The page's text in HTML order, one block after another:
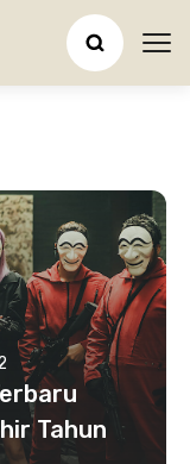
Tahun